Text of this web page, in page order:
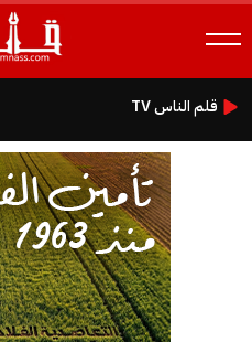
قلم الناس TV